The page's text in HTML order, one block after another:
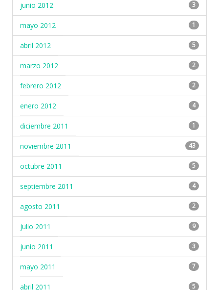
junio 2012 3
mayo 2012 1
abril 2012 5
marzo 2012 2
febrero 2012 2
enero 2012 4
diciembre 2011 1
noviembre 2011 43
octubre 2011 5
septiembre 2011 4
agosto 2011 2
julio 2011 9
junio 2011 3
mayo 2011 7
abril 2011 5